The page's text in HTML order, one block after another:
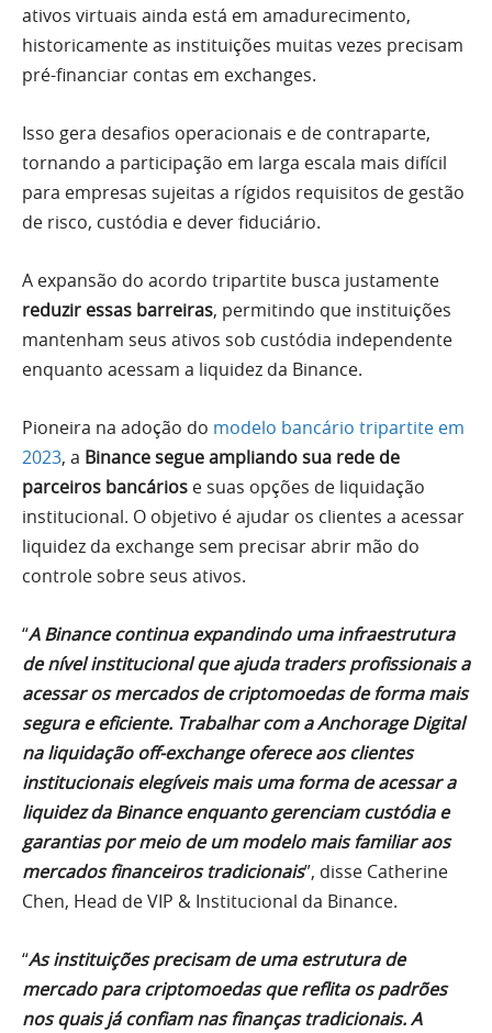
ativos virtuais ainda está em amadurecimento,
historicamente as instituições muitas vezes precisam
pré-financiar contas em exchanges.
Isso gera desafios operacionais e de contraparte,
tornando a participação em larga escala mais difícil
para empresas sujeitas a rígidos requisitos de gestão
de risco, custódia e dever fiduciário.
A expansão do acordo tripartite busca justamente
reduzir essas barreiras, permitindo que instituições
mantenham seus ativos sob custódia independente
enquanto acessam a liquidez da Binance.
Pioneira na adoção do modelo bancário tripartite em
2023, a Binance segue ampliando sua rede de
parceiros bancários e suas opções de liquidação
institucional. O objetivo é ajudar os clientes a acessar
liquidez da exchange sem precisar abrir mão do
controle sobre seus ativos.
“A Binance continua expandindo uma infraestrutura
de nível institucional que ajuda traders profissionais a
acessar os mercados de criptomoedas de forma mais
segura e eficiente. Trabalhar com a Anchorage Digital
na liquidação off-exchange oferece aos clientes
institucionais elegíveis mais uma forma de acessar a
liquidez da Binance enquanto gerenciam custódia e
garantias por meio de um modelo mais familiar aos
mercados financeiros tradicionais”, disse Catherine
Chen, Head de VIP & Institucional da Binance.
“As instituições precisam de uma estrutura de
mercado para criptomoedas que reflita os padrões
nos quais já confiam nas finanças tradicionais. A